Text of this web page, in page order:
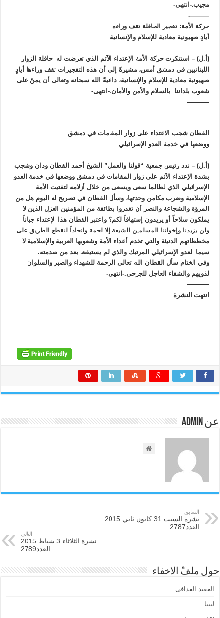
مجيب.-انتهى-
———-
حركة الأمة: تفجير الحافلة تقف وراءه
أيادٍ صهيونية معادية للإسلام والإنسانية
(أ.ل) – استنكرت حركة الأمة الإعتداء الآثم الذي تعرضت له حافلة الزوار
اللبنانيين في دمشق أمس، مشيرةً إلى أن هذه التفجيرات تقف وراءها أيادٍ
صهيونية معادية للإسلام والإنسانية، داعيةً الله سبحانه وتعالى أن يمنّ على
شعوب بلداننا بالسلام والأمن والأمان.-انتهى-
———–
القطان شجب الاعتداء على زوار المقامات في دمشق
ووضعها في خدمة العدو الإسرائيلي
(أ.ل) – ندد رئيس جمعية “قولنا والعمل” الشيخ أحمد القطان ودان وشجب
بشدة الإعتداء الآثم على زوار المقامات في دمشق ووضعها في خدمة العدو
الإسرائيلي الذي لطالما سعى ويسعى من خلال أزلامه لتفتيت الأمة
الإسلامية وضرب مكامن وحدتها، وسأل القطان في تصريح له اليوم هل من
المرؤة والشجاعة والنصر أن تغدروا بطائفة من المؤمنين العزل الذين لا
يملكون سلاحاً أو يريدون إستهافاً لكم؟ واعتبر القطان هذا الإعتداء جباناً
ولن يزيدنا وإخواننا المسلمين الشيعة إلا لحمة واتحاداً لنقطع الطريق على
مخططاتهم الدنيئة والتي تخدم أعداء الأمة وشعوبها العربية والإسلامية لا
سيما العدو الإسرائيلي المرتبك والذي لم يستيقظ بعد من صدمته.
وفي الختام سأل القطان الله تعالى الرحمة للشهداء والصبر والسلوان
لذويهم والشفاء العاجل للجرحى.-انتهى-
———–
انتهت النشرة
عن admin
السابق
نشرة السبت 31 كانون ثاني 2015
العدد2787
التالي
نشرة الثلاثاء 3 شباط 2015
العدد2789
حول ملفّ الاخفاء
العقيد القذافي
ليبيا